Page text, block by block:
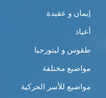
إيمان و عقيدة
أعياد
طقوس و ليتورجيا
مواضيع مختلفة
مواضيع للأسر الحركية